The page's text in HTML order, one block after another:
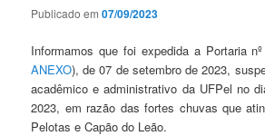
Publicado em07/09/2023
Informamos que foi expedida a Portaria
ANEXO), de 07 de setembro de 2023,
acadêmico e administrativo da UFPel no
2023, em razão das fortes chuvas que
Pelotas e Capão do Leão.